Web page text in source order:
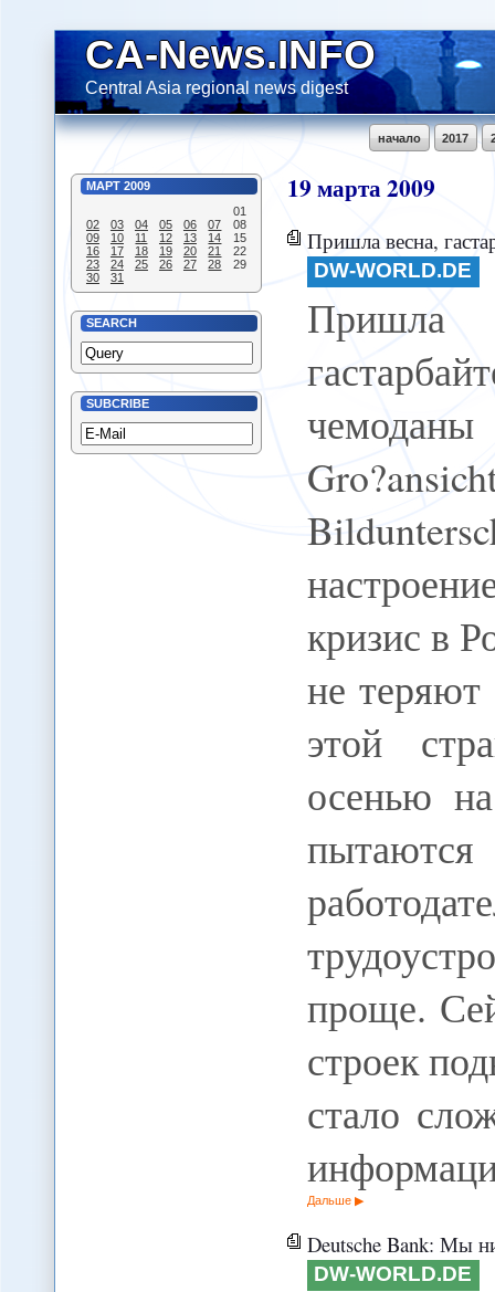
CA-News.INFO
Central Asia regional news digest
2017
начало
МАРТ 2009
01
02
03 04 05 06 07
08
09
10 11 12 13 14
15
16
17 18 19 20 21
22
23
24 25 26 27 28
29
30
31
SEARCH
SUBCRIBE
19марта2009
Пришла весна,
DW-WORLD.DE
кризис в
не
этой
осенью
проще.
строек
стало
Дальше
Deutsche Bank: Мы
DW-WORLD.DE